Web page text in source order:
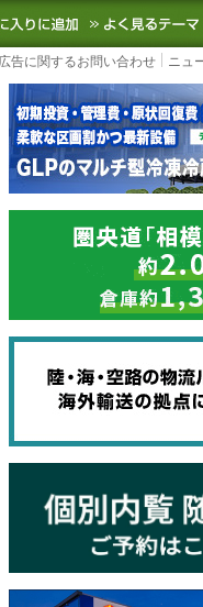
の物流ニュースをお
お気に入りに
広告に関するお問い合わせ ニュ